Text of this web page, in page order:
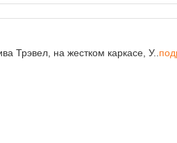
Трэвел, на жестком каркасе, У..